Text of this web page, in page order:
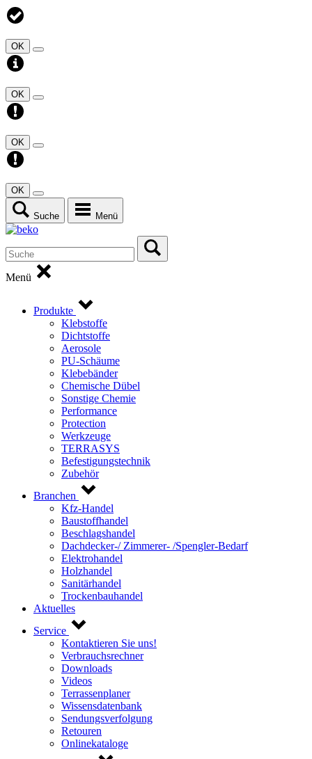
OK
OK
OK
OK
Suche Menü
Menü
Produkte
Klebstoffe
Dichtstoffe
Aerosole
PU-Schäume
Klebebänder
Chemische Dübel
Sonstige Chemie
Performance
Protection
Werkzeuge
TERRASYS
Befestigungstechnik
Zubehör
Branchen
Kfz-Handel
Baustoffhandel
Beschlagshandel
Dachdecker-/ Zimmerer- /Spengler-Bedarf
Elektrohandel
Holzhandel
Sanitärhandel
Trockenbauhandel
Aktuelles
Service
Kontaktieren Sie uns!
Verbrauchsrechner
Downloads
Videos
Terrassenplaner
Wissensdatenbank
Sendungsverfolgung
Retouren
Onlinekataloge